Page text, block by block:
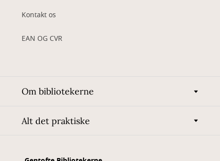
Kontakt os
EAN OG CVR
Om bibliotekerne
Alt det praktiske